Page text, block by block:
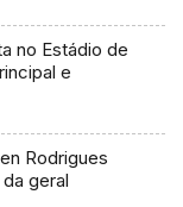
no Estádio de
e
Rodrigues
geral